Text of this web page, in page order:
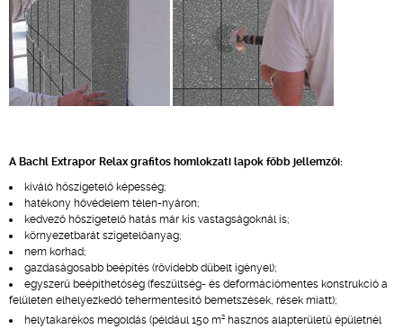
A Bachl Extrapor Relax grafitos homlokzati lapok főbb jellemzői:
kiváló hőszigetelő képesség;
hatékony hővédelem télen-nyáron;
kedvező hőszigetelő hatás már kis vastagságoknál is;
környezetbarát szigetelőanyag;
nem korhad;
gazdaságosabb beépítés (rövidebb dübelt igényel);
egyszerű beépíthetőség (feszültség- és deformációmentes konstrukció a
felületen elhelyezkedő tehermentesítő bemetszések, rések miatt);
helytakarékos megoldás (például 150 m2 hasznos alapterületű épületnél